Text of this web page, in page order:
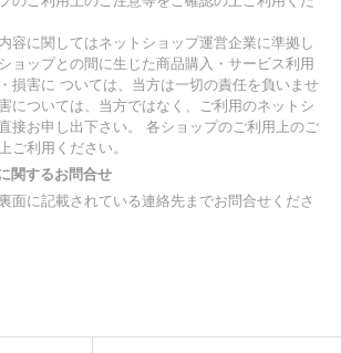
容に関してはネットショップ運営企業に準拠し
ョップとの間に生じた商品購入・サービス利用
損害に ついては、当方は一切の責任を負いませ
については、当方ではなく、ご利用のネットシ
接お申し出下さい。 各ショップのご利用上のご
ご利用ください。
関するお問合せ
面に記載されている連絡先までお問合せくださ